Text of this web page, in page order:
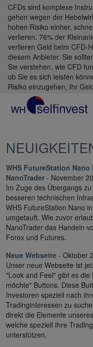
CFDs sind komplexe
gehen wegen der
hohen Risiko einher,
verlieren. 76% der
verlieren Geld beim CFD-
diesem Anbieter. Sie
Sie verstehen, wie CFD
ob Sie es sich leisten
Risiko einzugehen, Ihr
WHS FutureStation
NanoTrader - November
Im Zuge des Übergangs
besseren technischen
WHS FutureStation Nano
umgetauft. Wie zuvor
NanoTrader das Handeln
Forex und Futures.
Neue Webseite - Oktober
Unser neue Webseite ist
"Look and Feel" gibt es die
möchte" Buttons. Diese
Investoren speziell nach
Tradinginteressen zu
direkt die Elemente
welche speziell Ihre
unterstützen.